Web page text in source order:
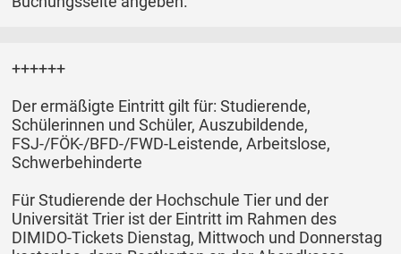
++++++
Der ermäßigte Eintritt gilt für: Studierende,
Schülerinnen und Schüler, Auszubildende,
FSJ-/FÖK-/BFD-/FWD-Leistende, Arbeitslose,
Schwerbehinderte
Für Studierende der Hochschule Tier und der
Universität Trier ist der Eintritt im Rahmen des
DIMIDO-Tickets Dienstag, Mittwoch und Donnerstag